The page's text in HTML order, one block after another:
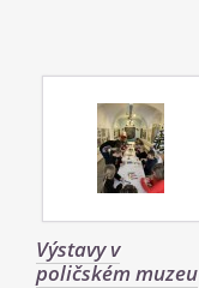
Výstavy v
poličském muzeu